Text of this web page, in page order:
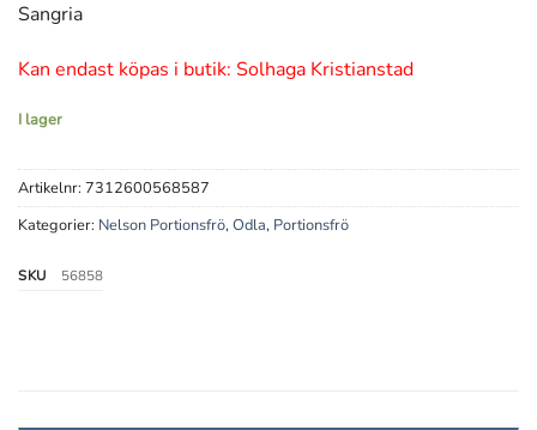
Sangria
Kan endast köpas i butik: Solhaga Kristianstad
I lager
Artikelnr: 7312600568587
Kategorier: Nelson Portionsfrö,Odla, Portionsfrö
SKU 56858